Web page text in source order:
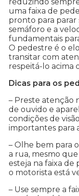
uma faixa de
pronto para parar
semáforo e a
fundamentais
O pedestre é o
transitar com
respeitá-lo acima
Dicas para os
– Preste atenção
de ouvido e
condições de
importantes para
– Olhe bem para
a rua, mesmo
esteja na faixa de
o motorista está
– Use sempre a